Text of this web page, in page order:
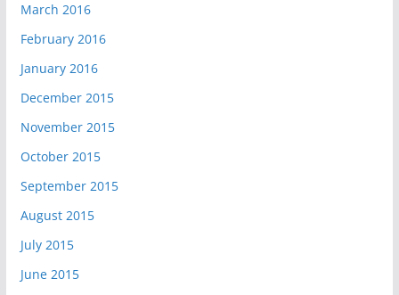
March 2016
February 2016
January 2016
December 2015
November 2015
October 2015
September 2015
August 2015
July 2015
June 2015